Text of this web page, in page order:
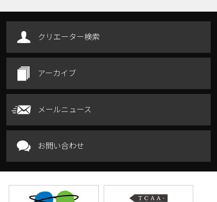
クリエーター検索
アーカイブ
メールニュース
お問い合わせ